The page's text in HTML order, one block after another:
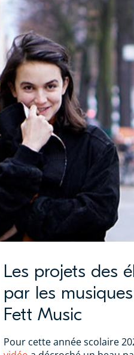
Les projets des
par les
Fett Music
Pour cette année scolaire